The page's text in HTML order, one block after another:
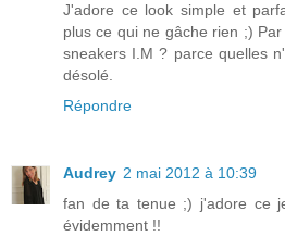
J'adore ce look simple et
plus ce qui ne gâche rien ;)
sneakers I.M ? parce quelles
désolé.
Répondre
Audrey 2 mai 2012 à 10:39
fan de ta tenue ;) j'adore ce
évidemment !!